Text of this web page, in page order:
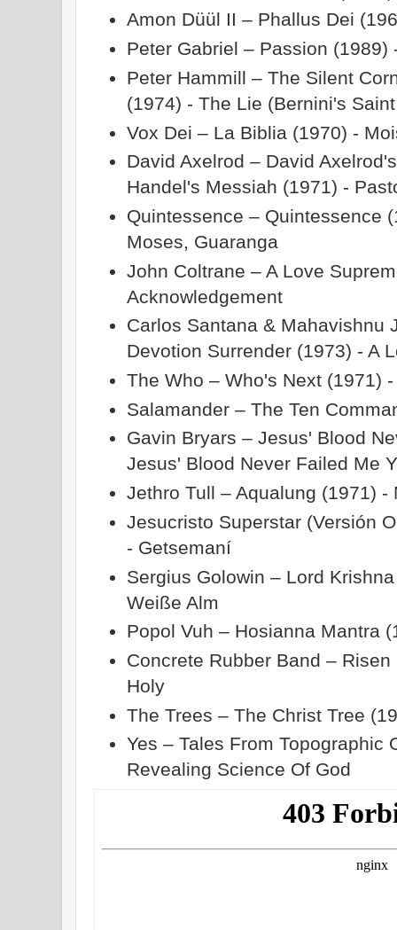
Amon Düül II – Phallus Dei
Peter Gabriel – Passion (1989)
Peter Hammill – The Silent
(1974) - The Lie (Bernini's
Vox Dei – La Biblia (1970) -
David Axelrod – David
Handel's Messiah (1971) -
Quintessence – Quintessence
Moses, Guaranga
John Coltrane – A Love
Acknowledgement
Carlos Santana & Mahavishnu
Devotion Surrender (1973) - A
The Who – Who's Next (1971)
Salamander – The Ten
Gavin Bryars – Jesus' Blood
Jesus' Blood Never Failed Me
Jethro Tull – Aqualung (1971) -
Jesucristo Superstar (Versión
- Getsemaní
Sergius Golowin – Lord
Weiße Alm
Popol Vuh – Hosianna Mantra
Concrete Rubber Band –
Holy
The Trees – The Christ Tree
Yes – Tales From Topographic
Revealing Science Of God